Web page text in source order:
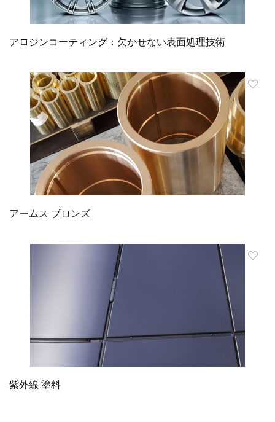
アロジンコーティング：欠かせない表面処理技術
アームス ブロンズ
紫外線 塗料